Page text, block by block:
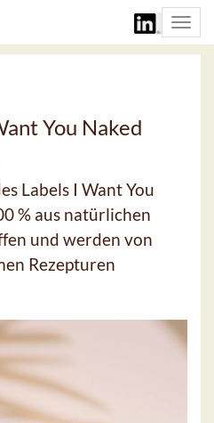
You Naked
Labels I Want You
% aus natürlichen
und werden von
Rezepturen